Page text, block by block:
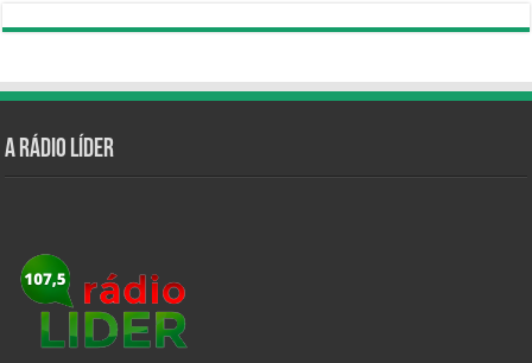
A Rádio Líder